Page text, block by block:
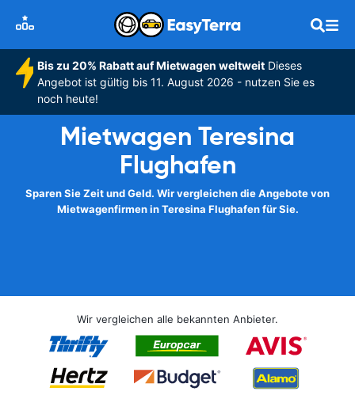
Bis zu 20% Rabatt auf Mietwagen weltweitDieses
Angebot ist gültig bis 11. August 2026 - nutzen Sie es
noch heute!
Mietwagen Teresina
Flughafen
Sparen Sie Zeit und Geld. Wir vergleichen die Angebote von
Mietwagenfirmen in Teresina Flughafen für Sie.
Wir vergleichen alle bekannten Anbieter.